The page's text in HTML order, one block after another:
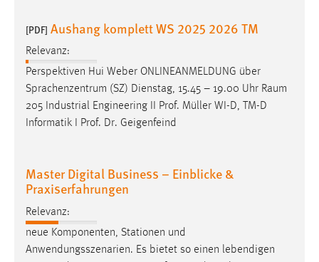
Perspektiven Hui Weber ONLINEANMELDUNG über
Sprachenzentrum (SZ) Dienstag, 15.45 – 19.00 Uhr
205 Industrial Engineering II Prof. Müller WI-D, TM-D
Informatik I Prof. Dr. Geigenfeind
Master Digital Business – Einblicke &
neue Komponenten, Stationen und
Anwendungsszenarien. Es bietet so einen lebendigen
Lern- und
Arbeiten an der Schnittstelle von Wirtschaft und
Technologie. Praxisbezug
MARKETING
Marketing Cookies werden von Drittanbietern
verwendet, um personalisierte Werbung anzuzeigen.
Sie tun dies, indem sie Besucher über Websites
hinweg verfolgen.
Name:
Anbieter:
Google Ireland Limited